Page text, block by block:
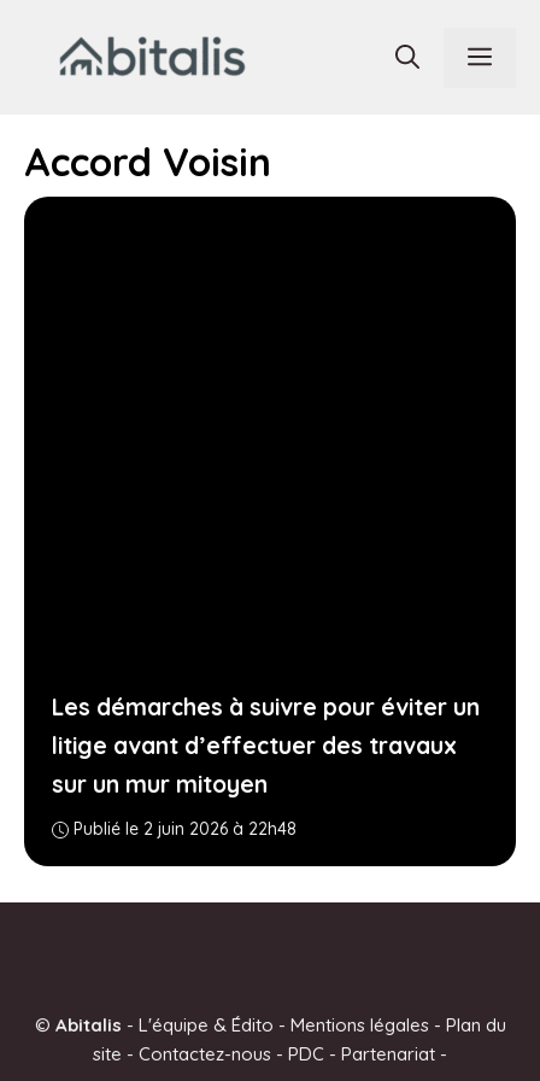
contenu
Accord Voisin
Les démarches à suivre pour éviter un
litige avant d’effectuer des travaux
sur un mur mitoyen
Publié le 2 juin 2026 à 22h48
© Abitalis - L'équipe & Édito - Mentions légales- Plan du
site - Contactez-nous - PDC - Partenariat -